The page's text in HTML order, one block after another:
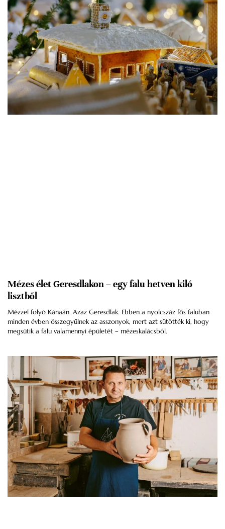
Mézes élet Geresdlakon – egy falu hetven kiló
lisztből
Mézzel folyó Kánaán. Azaz Geresdlak. Ebben a nyolcszáz fős faluban
minden évben összegyűlnek az asszonyok, mert azt sütötték ki, hogy
megsütik a falu valamennyi épületét – mézeskalácsból.